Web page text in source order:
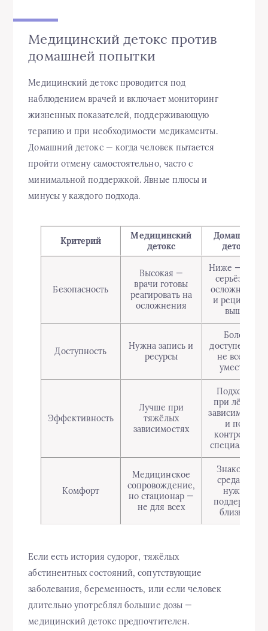
Медицинский детокс против
домашней попытки
Медицинский детокс проводится под
наблюдением врачей и включает мониторинг
жизненных показателей, поддерживающую
терапию и при необходимости медикаменты.
Домашний детокс — когда человек пытается
пройти отмену самостоятельно, часто с
минимальной поддержкой. Явные плюсы и
минусы у каждого подхода.
Критерий
Медицинский
детокс
Домашний
детокс
Безопасность
Высокая —
врачи готовы
реагировать на
осложнения
Ниже — риск
серьёзных
осложнений
и рецидива
выше
Доступность
Нужна запись и
ресурсы
Более
доступен, но
не всегда
уместен
Эффективность
Лучше при
тяжёлых
зависимостях
Подходит
при лёгких
зависимостях
и под
контролем
специалиста
Комфорт
Медицинское
сопровождение,
но стационар —
не для всех
Знакомая
среда, но
нужна
поддержка
близких
Если есть история судорог, тяжёлых
абстинентных состояний, сопутствующие
заболевания, беременность, или если человек
длительно употреблял большие дозы —
медицинский детокс предпочтителен.